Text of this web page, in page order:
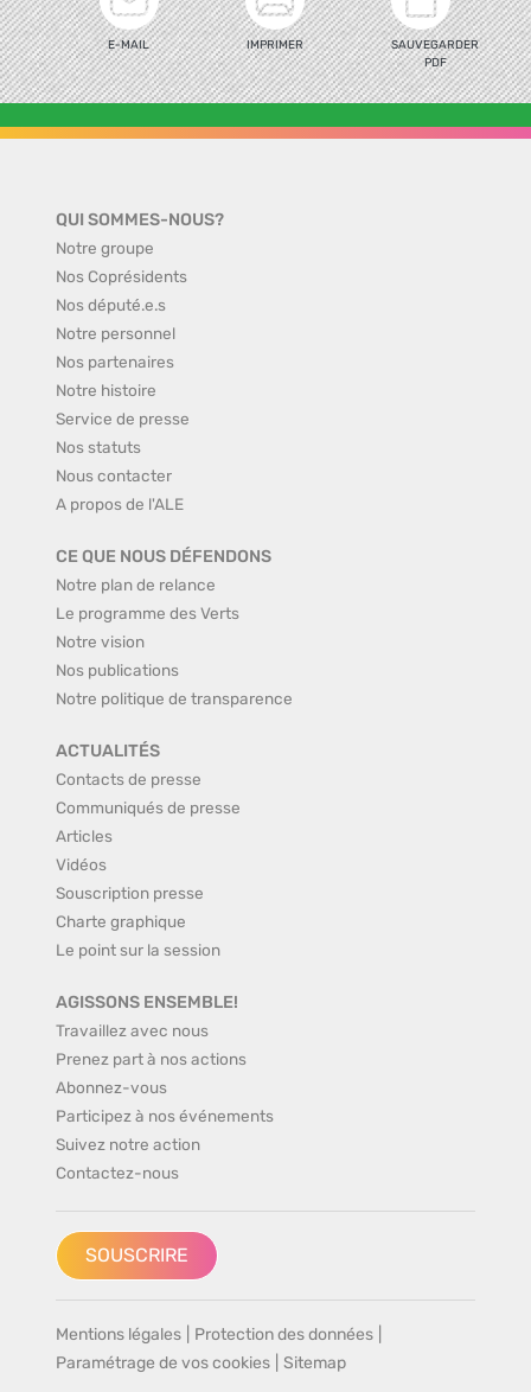
E-MAIL IMPRIMER
SAUVEGARDER
PDF
QUI SOMMES-NOUS?
Notre groupe
Nos Coprésidents
Nos député.e.s
Notre personnel
Nos partenaires
Notre histoire
Service de presse
Nos statuts
Nous contacter
A propos de l'ALE
CE QUE NOUS DÉFENDONS
Notre plan de relance
Le programme des Verts
Notre vision
Nos publications
Notre politique de transparence
ACTUALITÉS
Contacts de presse
Communiqués de presse
Articles
Vidéos
Souscription presse
Charte graphique
Le point sur la session
AGISSONS ENSEMBLE!
Travaillez avec nous
Prenez part à nos actions
Abonnez-vous
Participez à nos événements
Suivez notre action
Contactez-nous
SOUSCRIRE
Mentions légales Protection des données
Paramétrage de vos cookies
Sitemap